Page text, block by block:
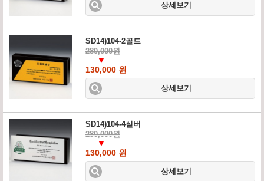
상세보기
SD14)104-2골드
280,000원
▼
130,000 원
상세보기
SD14)104-4실버
280,000원
▼
130,000 원
상세보기